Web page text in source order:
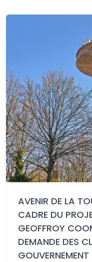
AVENIR DE LA
CADRE DU
GEOFFROY
DEMANDE DES
GOUVERNEMENT